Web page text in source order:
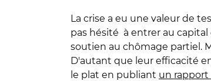
La crise a eu une valeur de
pas hésité à entrer au
soutien au chômage partiel.
D'autant que leur efficacité
le plat en publiant un